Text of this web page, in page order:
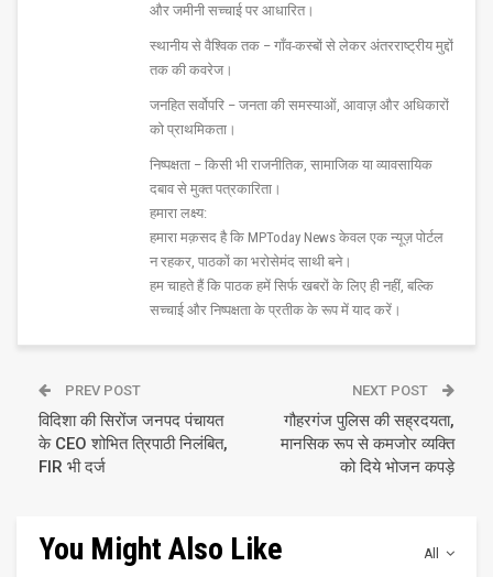
और जमीनी सच्चाई पर आधारित।
स्थानीय से वैश्विक तक – गाँव-कस्बों से लेकर अंतरराष्ट्रीय मुद्दों
तक की कवरेज।
जनहित सर्वोपरि – जनता की समस्याओं, आवाज़ और अधिकारों
को प्राथमिकता।
निष्पक्षता – किसी भी राजनीतिक, सामाजिक या व्यावसायिक
दबाव से मुक्त पत्रकारिता।
हमारा लक्ष्य:
हमारा मक़सद है कि MPToday News केवल एक न्यूज़ पोर्टल
न रहकर, पाठकों का भरोसेमंद साथी बने।
हम चाहते हैं कि पाठक हमें सिर्फ खबरों के लिए ही नहीं, बल्कि
सच्चाई और निष्पक्षता के प्रतीक के रूप में याद करें।
PREV POST
विदिशा की सिरोंज जनपद पंचायत
के CEO शोभित त्रिपाठी निलंबित,
FIR भी दर्ज
NEXT POST
गौहरगंज पुलिस की सह्रदयता,
मानसिक रूप से कमजोर व्यक्ति
को दिये भोजन कपड़े
All
You Might Also Like